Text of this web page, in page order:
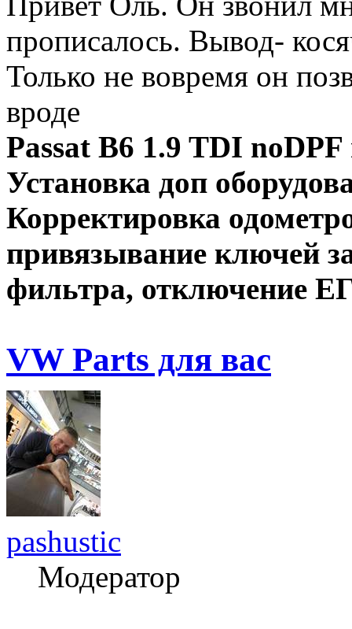
прописалось. Вывод-
Только не вовремя он
вроде
Passat B6 1.9 TDI
Установка доп
Корректировка
привязывание ключей
фильтра, отключение
VW Parts для вас
pashustic
Модератор